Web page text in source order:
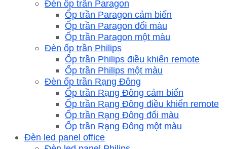
Đèn ốp trần Paragon
Ốp trần Paragon cảm biến
Ốp trần Paragon đổi màu
Ốp trần Paragon một màu
Đèn ốp trần Philips
Ốp trần Philips điều khiển remote
Ốp trần Philips một màu
Đèn ốp trần Rạng Đông
Ốp trần Rạng Đông cảm biến
Ốp trần Rạng Đông điều khiển remote
Ốp trần Rạng Đông đổi màu
Ốp trần Rạng Đông một màu
Đèn led panel office